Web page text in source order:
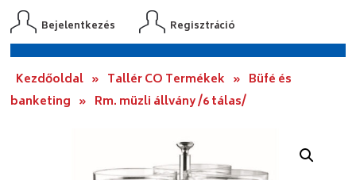
Bejelentkezés Regisztráció
Kezdőoldal » Tallér CO Termékek » Büfé és
banketing » Rm. müzli állvány /6 tálas/